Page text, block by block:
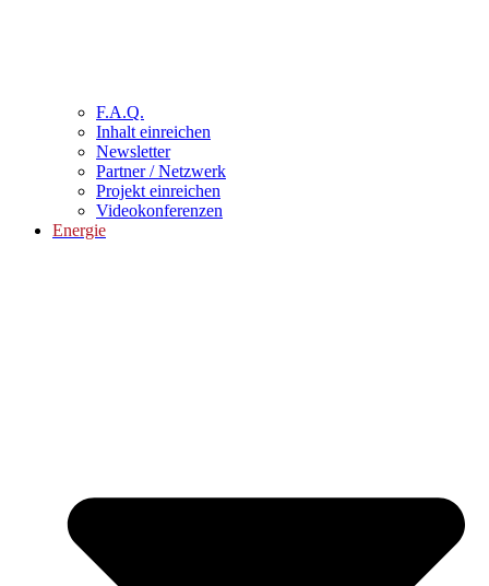
F.A.Q.
Inhalt einreichen
Newsletter
Partner / Netzwerk
Projekt einreichen
Videokonferenzen
Energie